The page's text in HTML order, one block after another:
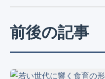
前後の記事